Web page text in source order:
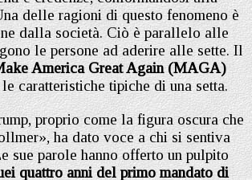
delle ragioni di questo fenomeno è
dalla società. Ciò è parallelo alle
le persone ad aderire alle sette. Il
America Great Again (MAGA)
caratteristiche tipiche di una setta.
proprio come la figura oscura che
ha dato voce a chi si sentiva
sue parole hanno offerto un pulpito
quattro anni del primo mandato di